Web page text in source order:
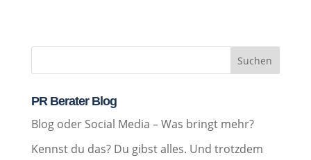
Suchen
PR Berater Blog
Blog oder Social Media – Was bringt mehr?
Kennst du das? Du gibst alles. Und trotzdem